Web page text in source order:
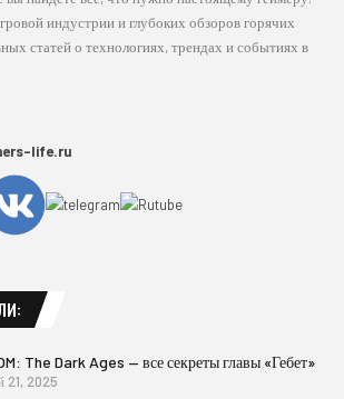
индустрии и глубоких обзоров горячих
статей о технологиях, трендах и событиях в
life.ru
The Dark Ages — все секреты главы «Гебет»
21, 2025